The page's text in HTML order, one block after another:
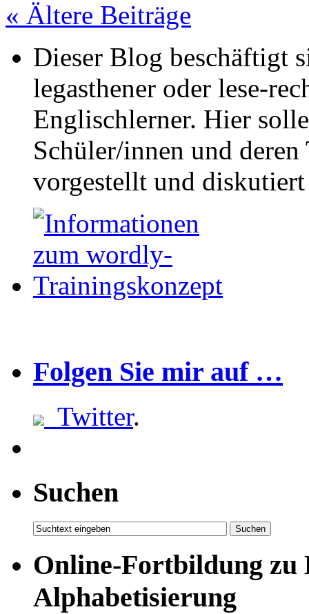
« Ältere Beiträge
Dieser Blog beschäftigt
legasthener oder lese-
Englischlerner. Hier
Schüler/innen und
vorgestellt und
Folgen Sie mir auf …
Twitter.
Suchen
Online-Fortbildung zu
Alphabetisierung